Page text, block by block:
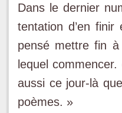
Dans le dernier
tentation d’en
pensé mettre fin
lequel
aussi ce jour-là
poèmes. »